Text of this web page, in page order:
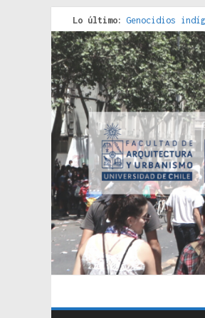
Lo último: Genocidios
Estudios sobre
Donde el
Criterios
Red de